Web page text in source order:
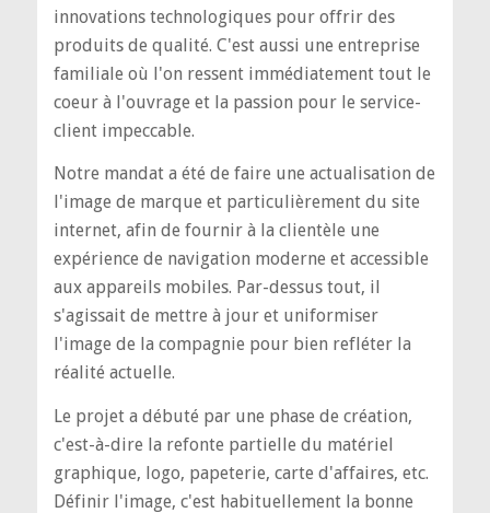
innovations technologiques pour offrir des
produits de qualité. C'est aussi une entreprise
familiale où l'on ressent immédiatement tout le
coeur à l'ouvrage et la passion pour le service-
client impeccable.
Notre mandat a été de faire une actualisation de
l'image de marque et particulièrement du site
internet, afin de fournir à la clientèle une
expérience de navigation moderne et accessible
aux appareils mobiles. Par-dessus tout, il
s'agissait de mettre à jour et uniformiser
l'image de la compagnie pour bien refléter la
réalité actuelle.
Le projet a débuté par une phase de création,
c'est-à-dire la refonte partielle du matériel
graphique, logo, papeterie, carte d'affaires, etc.
Définir l'image, c'est habituellement la bonne